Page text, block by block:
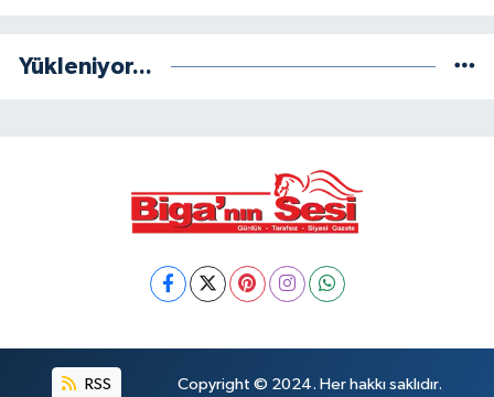
Yükleniyor...
RSS Copyright © 2024. Her hakkı saklıdır.